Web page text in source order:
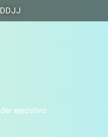
DDJJ
ejecutivo